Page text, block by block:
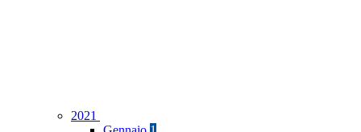
2021